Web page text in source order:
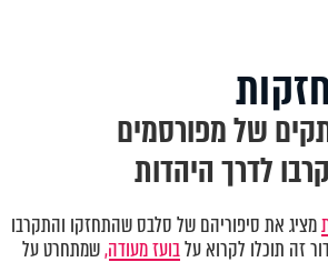
של מפורסמים
לדרך היהדות
מציג את סיפוריהם של סלבס שהתחזקו והתקרבו
זה תוכלו לקרוא עלבועז מעודה,שמתחרט על